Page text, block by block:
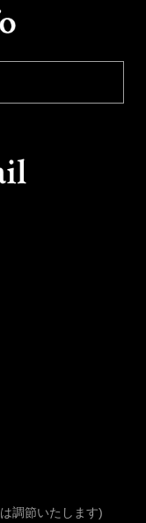
調節いたします)